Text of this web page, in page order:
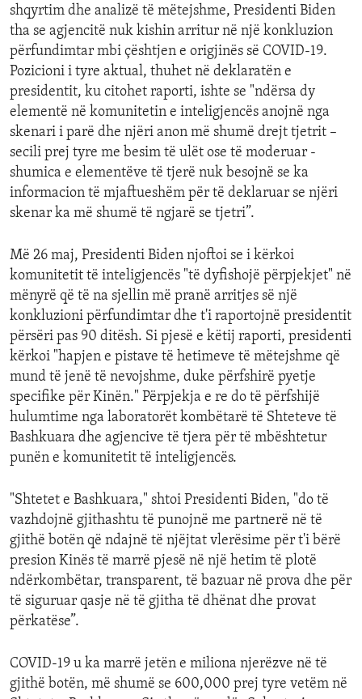
shqyrtim dhe analizë të mëtejshme, Presidenti Biden
tha se agjencitë nuk kishin arritur në një konkluzion
përfundimtar mbi çështjen e origjinës së COVID-19.
Pozicioni i tyre aktual, thuhet në deklaratën e
presidentit, ku citohet raporti, ishte se "ndërsa dy
elementë në komunitetin e inteligjencës anojnë nga
skenari i parë dhe njëri anon më shumë drejt tjetrit –
secili prej tyre me besim të ulët ose të moderuar -
shumica e elementëve të tjerë nuk besojnë se ka
informacion të mjaftueshëm për të deklaruar se njëri
skenar ka më shumë të ngjarë se tjetri”.
Më 26 maj, Presidenti Biden njoftoi se i kërkoi
komunitetit të inteligjencës "të dyfishojë përpjekjet" në
mënyrë që të na sjellin më pranë arritjes së një
konkluzioni përfundimtar dhe t'i raportojnë presidentit
përsëri pas 90 ditësh. Si pjesë e këtij raporti, presidenti
kërkoi "hapjen e pistave të hetimeve të mëtejshme që
mund të jenë të nevojshme, duke përfshirë pyetje
specifike për Kinën." Përpjekja e re do të përfshijë
hulumtime nga laboratorët kombëtarë të Shteteve të
Bashkuara dhe agjencive të tjera për të mbështetur
punën e komunitetit të inteligjencës.
"Shtetet e Bashkuara," shtoi Presidenti Biden, "do të
vazhdojnë gjithashtu të punojnë me partnerë në të
gjithë botën që ndajnë të njëjtat vlerësime për t'i bërë
presion Kinës të marrë pjesë në një hetim të plotë
ndërkombëtar, transparent, të bazuar në prova dhe për
të siguruar qasje në të gjitha të dhënat dhe provat
përkatëse”.
COVID-19 u ka marrë jetën e miliona njerëzve në të
gjithë botën, më shumë se 600,000 prej tyre vetëm në